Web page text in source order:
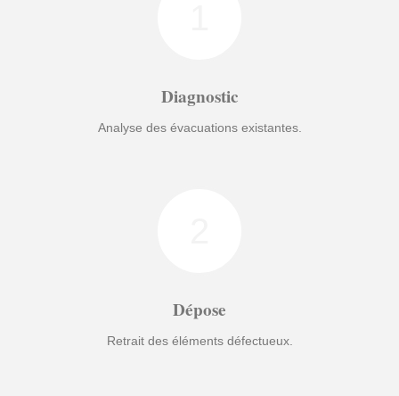
Diagnostic
Analyse des évacuations existantes.
Dépose
Retrait des éléments défectueux.